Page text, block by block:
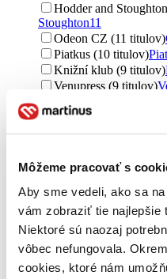
Môžeme pracovať s
Aby sme vedeli, ako sa
vám zobraziť tie najlepšie
Niektoré sú naozaj
vôbec nefungovala.
cookies, ktoré nám
Hodder and
Stoughton11
Odeon CZ (11 titulov)
Piatkus (10 titulov)
Knižní klub (9 titulov)
Venupress (9 titulov)
Jan Melvil publishing
Panteon (9 titulov)
BETA - Dobrovský
Formát
E-kniha: EPUB (219
E-kniha: MOBI (202
E-kniha: PDF (155
Audiokniha: MP3 (27